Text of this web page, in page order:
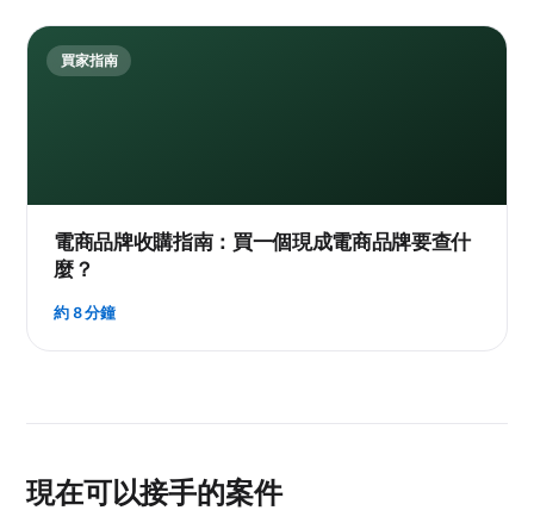
買家指南
電商品牌收購指南：買一個現成電商品牌要查什
麼？
約 8 分鐘
現在可以接手的案件